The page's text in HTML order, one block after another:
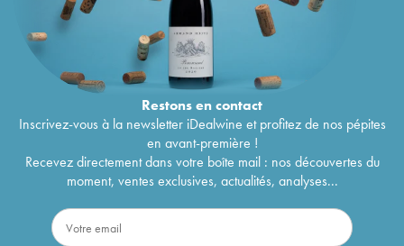
Restons encontact
Inscrivez-vous à la newsletter iDealwine et profitez de nos pépites
en avant-première !
Recevez directement dans votre boîte mail : nos découvertes du
moment, ventes exclusives, actualités, analyses...